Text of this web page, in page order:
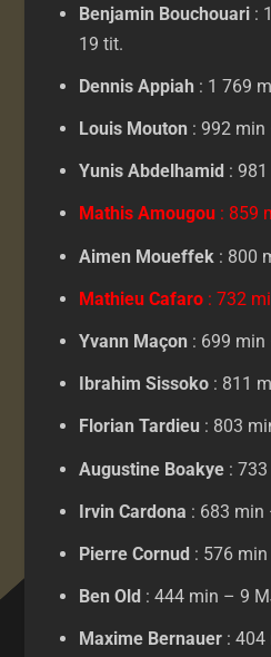
Benjamin Bouchouari:
19 tit.
Dennis Appiah : 1 769
Louis Mouton : 992
Yunis Abdelhamid :
Mathis Amougou: 859
Aimen Moueffek : 800
Mathieu Cafaro: 732
Yvann Maçon : 699
Ibrahim Sissoko: 811
Florian Tardieu : 803
Augustine Boakye: 733
Irvin Cardona : 683
Pierre Cornud : 576
Ben Old : 444 min – 9
Maxime Bernauer: 404